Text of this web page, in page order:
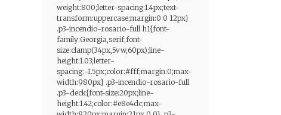
weight:800;letter-spacing:1.4px;text-
transform:uppercase;margin:0 0 12px}
.p3-incendio-rosario-full h1{font-
family:Georgia,serif;font-
size:clamp(34px,5vw,60px);line-
height:1.03;letter-
spacing:-1.5px;color:#fff;margin:0;max-
width:980px} .p3-incendio-rosario-full
.p3-deck{font-size:20px;line-
height:1.42;color:#e8e4dc;max-